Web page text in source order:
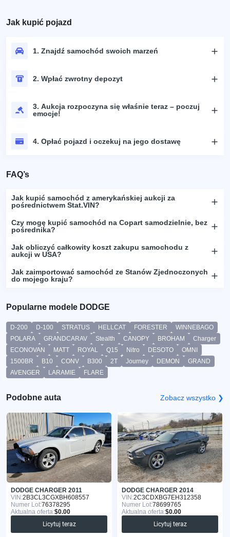
Jak kupić pojazd
1. Znajdź samochód swoich marzeń
2. Wpłać zwrotny depozyt
3. Aukcja rozpoczyna się właśnie teraz – poczuj
emocje!
4. Opłać pojazd i oczekuj na jego dostawę
FAQ’s
Jak kupić samochód z amerykańskiej aukcji za
pośrednictwem Stat.VIN?
Czy mogę kupić samochód na Copart samodzielnie, bez
pośrednika?
Jak obliczyć całkowity koszt zakupu samochodu z
aukcji w USA?
Jak zaimportować samochód ze Stanów Zjednoczonych
do mojego kraju?
Popularne modele DODGE
D-200 D-100 STRATUS HELLCAT FORESTER
WINNEBAGO
POLARA
GRANDCARAV Stealth CANOPY BROHAM
Charger
ECONOVAN
MATT ROYAL Q15 Nitro DESOTO
OMNI
1500BR
B10 CONV B300 2T Journey DEMON
GRAND
AVENGER
LARAMIE FLARE
Podobne auta Zobacz wszystko ❯
DODGE CHARGER 2011
VIN:2B3CL3CGXBH608557
Numer Lot:76378295
Aktualna oferta:$0.00
Licytuj teraz
DODGE CHARGER 2014
VIN:2C3CDXBG7EH312358
Numer Lot:78699765
Aktualna oferta:$0.00
Licytuj teraz